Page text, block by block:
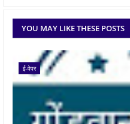
YOU MAY LIKE THESE POSTS
ई-पेपर